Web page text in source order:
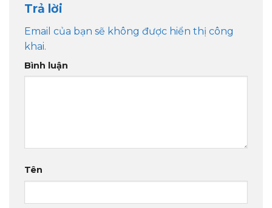
Trả lời
Email của bạn sẽ không được hiển thị công
khai.
Bình luận
Tên